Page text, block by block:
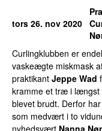
tors 26. nov 2020
Curlingklubben er
vaskeægte miskmask
praktikant Jeppe Wad
kramme et træ i længst
blevet brudt. Derfor
som medvært i to
nyhedsvært Nanna